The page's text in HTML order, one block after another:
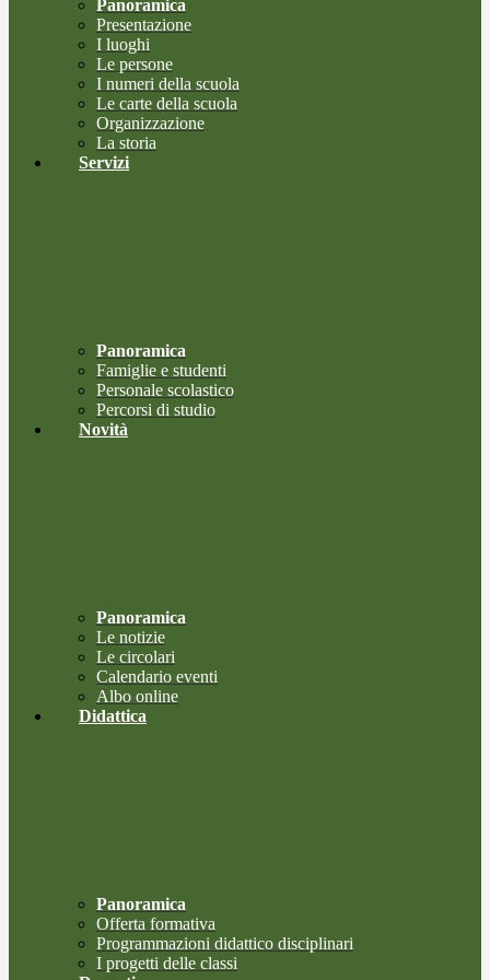
Panoramica
Presentazione
I luoghi
Le persone
I numeri della scuola
Le carte della scuola
Organizzazione
La storia
Servizi
Panoramica
Famiglie e studenti
Personale scolastico
Percorsi di studio
Novità
Panoramica
Le notizie
Le circolari
Calendario eventi
Albo online
Didattica
Panoramica
Offerta formativa
Programmazioni didattico disciplinari
I progetti delle classi